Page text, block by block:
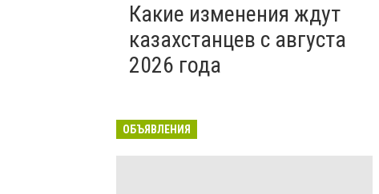
Какие изменения ждут
казахстанцев с августа
2026 года
ОБЪЯВЛЕНИЯ